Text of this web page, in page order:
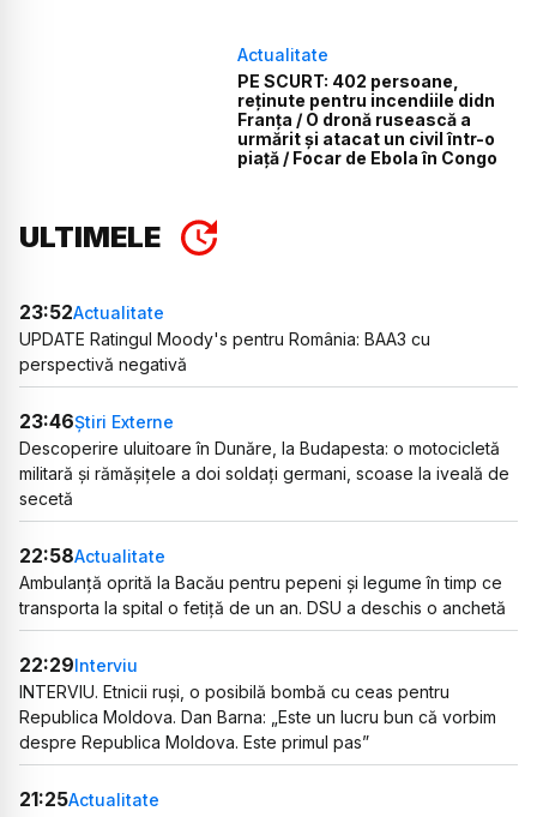
Actualitate
PE SCURT: 402 persoane,
reținute pentru incendiile didn
Franța / O dronă rusească a
urmărit și atacat un civil într-o
piață / Focar de Ebola în Congo
ULTIMELE
23:52Actualitate
UPDATE Ratingul Moody's pentru România: BAA3 cu
perspectivă negativă
23:46Știri Externe
Descoperire uluitoare în Dunăre, la Budapesta: o motocicletă
militară și rămășițele a doi soldați germani, scoase la iveală de
secetă
22:58Actualitate
Ambulanță oprită la Bacău pentru pepeni și legume în timp ce
transporta la spital o fetiță de un an. DSU a deschis o anchetă
22:29Interviu
INTERVIU. Etnicii ruși, o posibilă bombă cu ceas pentru
Republica Moldova. Dan Barna: „Este un lucru bun că vorbim
despre Republica Moldova. Este primul pas”
21:25Actualitate